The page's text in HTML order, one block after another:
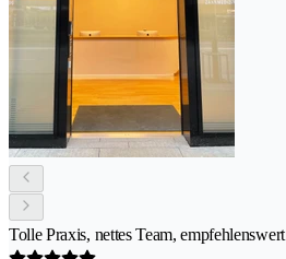
Tolle Praxis, nettes Team, empfehlenswert